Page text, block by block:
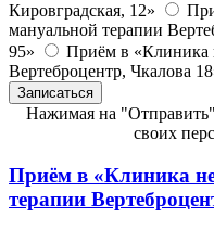
Кировградская, 12»
мануальной терапии
95»
Приём в «Клиника
Вертеброцентр, Чкалова
Нажимая на
своих
Приём в «Клиника
терапии